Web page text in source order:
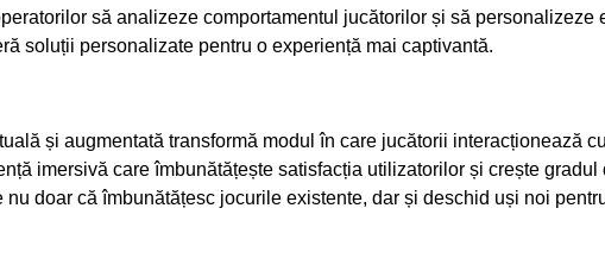
să analizeze comportamentul jucătorilor și să personalizeze
soluții personalizate pentru o experiență mai captivantă.
și augmentată transformă modul în care jucătorii interacționează
imersivă care îmbunătățește satisfacția utilizatorilor și crește gradul
doar că îmbunătățesc jocurile existente, dar și deschid uși noi